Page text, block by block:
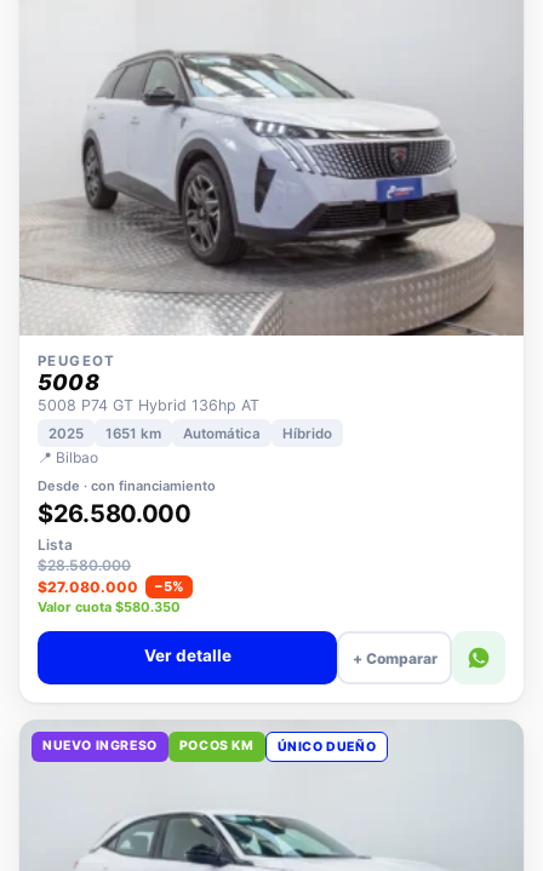
PEUGEOT
5008
5008 P74 GT Hybrid 136hp AT
2025
📍 Bilbao
Desde · con financiamiento
$26.580.000
Lista
$28.580.000
$27.080.000
−5%
Valor cuota $580.350
+ Comparar
NUEVO INGRESO POCOS KM